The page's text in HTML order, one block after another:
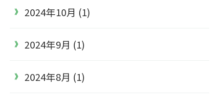
2024年10月 (1)
2024年9月 (1)
2024年8月 (1)